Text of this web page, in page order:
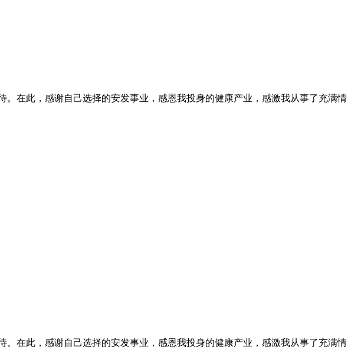
在此，感谢自己选择的安发事业，感恩我投身的健康产业，感激我从事了充满情
在此，感谢自己选择的安发事业，感恩我投身的健康产业，感激我从事了充满情